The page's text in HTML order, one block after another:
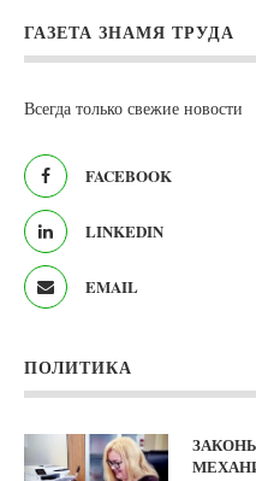
ГАЗЕТА ЗНАМЯ ТРУДА
Всегда только свежие новости
FACEBOOK
LINKEDIN
EMAIL
ПОЛИТИКА